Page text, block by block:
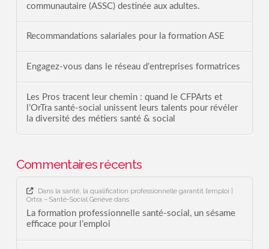
communautaire (ASSC) destinée aux adultes.
Recommandations salariales pour la formation ASE
Engagez-vous dans le réseau d’entreprises formatrices
Les Pros tracent leur chemin : quand le CFPArts et
l’OrTra santé-social unissent leurs talents pour révéler
la diversité des métiers santé & social
Commentaires récents
Dans la santé, la qualification professionnelle garantit l’emploi |
Ortra – Santé-Social Genèvedans
La formation professionnelle santé-social, un sésame
efficace pour l’emploi